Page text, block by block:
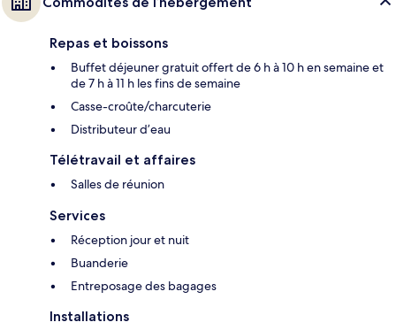
Repas et boissons
Buffet déjeuner gratuit offert de 6 h à 10 h en semaine et
de 7 h à 11 h les fins de semaine
Casse-croûte/charcuterie
Distributeur d’eau
Télétravail et affaires
Salles de réunion
Services
Réception jour et nuit
Buanderie
Entreposage des bagages
Installations